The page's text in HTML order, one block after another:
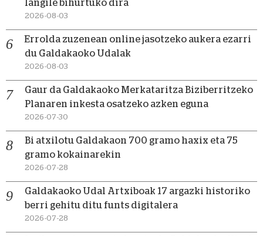
langile bihurtuko dira
2026-08-03
Errolda zuzenean online jasotzeko aukera ezarri
du Galdakaoko Udalak
2026-08-03
Gaur da Galdakaoko Merkataritza Biziberritzeko
Planaren inkesta osatzeko azken eguna
2026-07-30
Bi atxilotu Galdakaon 700 gramo haxix eta 75
gramo kokainarekin
2026-07-28
Galdakaoko Udal Artxiboak 17 argazki historiko
berri gehitu ditu funts digitalera
2026-07-28